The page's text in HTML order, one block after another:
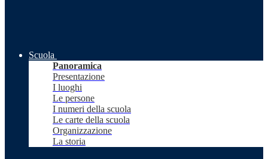
Scuola
Panoramica
Presentazione
I luoghi
Le persone
I numeri della scuola
Le carte della scuola
Organizzazione
La storia